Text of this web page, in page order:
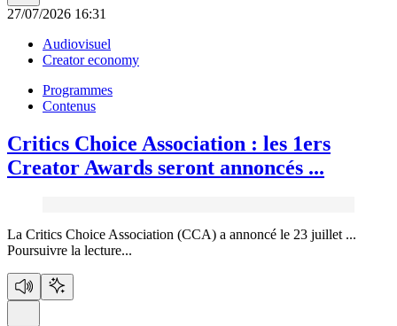
27/07/2026 16:31
Audiovisuel
Creator economy
Programmes
Contenus
Critics Choice Association : les 1ers
Creator Awards seront annoncés ...
La Critics Choice Association (CCA) a annoncé le 23 juillet ...
Poursuivre la lecture...